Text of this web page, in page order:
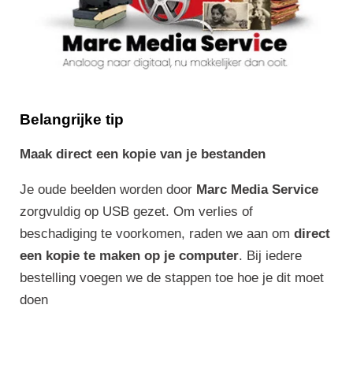
Belangrijke tip
Maak direct een kopie van je bestanden
Je oude beelden worden door Marc Media Service
zorgvuldig op USB gezet. Om verlies of
beschadiging te voorkomen, raden we aan om direct
een kopie te maken op je computer. Bij iedere
bestelling voegen we de stappen toe hoe je dit moet
doen